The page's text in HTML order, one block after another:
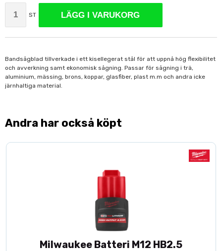
ST LÄGG I VARUKORG
Bandsågblad tillverkade i ett kisellegerat stål för att uppnå hög flexibilitet
och avverkning samt ekonomisk sågning. Passar för sågning i trä,
aluminium, mässing, brons, koppar, glasfiber, plast m.m och andra icke
järnhaltiga material.
Andra har också köpt
Milwaukee Batteri M12 HB2.5